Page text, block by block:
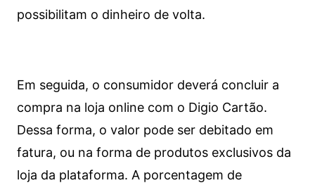
possibilitam o dinheiro de volta.
Em seguida, o consumidor deverá concluir a
compra na loja online com o Digio Cartão.
Dessa forma, o valor pode ser debitado em
fatura, ou na forma de produtos exclusivos da
loja da plataforma. A porcentagem de